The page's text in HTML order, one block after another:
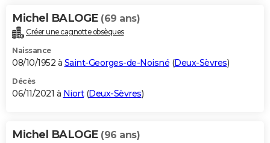
Michel BALOGE (69 ans)
Créer une cagnotte obsèques
Naissance
08/10/1952 à Saint-Georges-de-Noisné (Deux-Sèvres)
Décès
06/11/2021 à Niort(Deux-Sèvres)
Michel BALOGE (96 ans)